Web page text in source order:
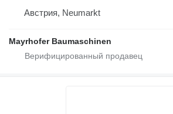
Австрия, Neumarkt
Mayrhofer Baumaschinen